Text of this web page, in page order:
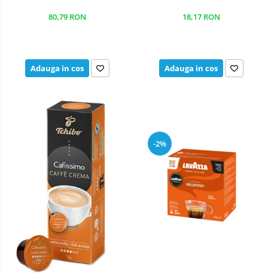
80,79 RON
Adauga in cos
18,17 RON
Adauga in cos
-2%